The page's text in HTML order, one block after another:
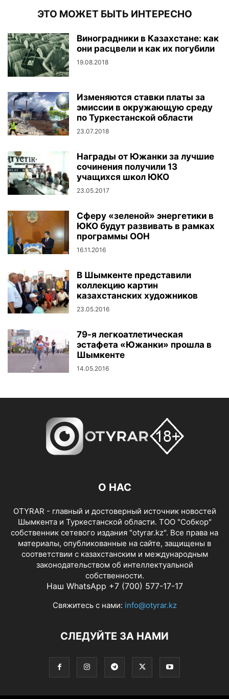
ЭТО МОЖЕТ БЫТЬ ИНТЕРЕСНО
Виноградники в Казахстане: как
они расцвели и как их погубили
19.08.2018
Изменяются ставки платы за
эмиссии в окружающую среду
по Туркестанской области
23.07.2018
Награды от Южанки за лучшие
сочинения получили 13
учащихся школ ЮКО
23.05.2017
Сферу «зеленой» энергетики в
ЮКО будут развивать в рамках
программы ООН
16.11.2016
В Шымкенте представили
коллекцию картин
казахстанских художников
23.05.2016
79-я легкоатлетическая
эстафета «Южанки» прошла в
Шымкенте
14.05.2016
О НАС
OTYRAR - главный и достоверный источник новостей
Шымкента и Туркестанской области. ТОО "Собкор"
собственник сетевого издания "otyrar.kz". Все права на
материалы, опубликованные на сайте, защищены в
соответствии с казахстанским и международным
законодательством об интеллектуальной
собственности.
Наш WhatsApp +7 (700) 577-17-17
Свяжитесь с нами: info@otyrar.kz
СЛЕДУЙТЕ ЗА НАМИ